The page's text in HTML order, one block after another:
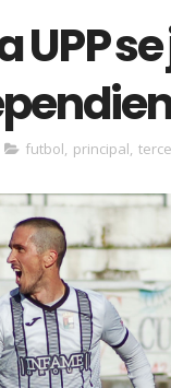
UPP
futbol, principal,